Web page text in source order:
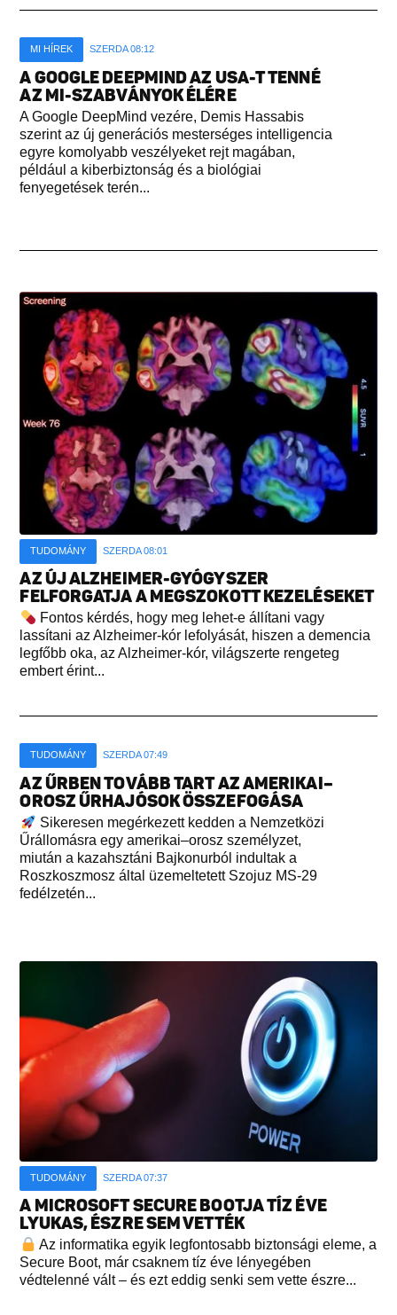
MI HÍREK SZERDA 08:12
A GOOGLE DEEPMIND AZ USA-T TENNÉ
AZ MI-SZABVÁNYOK ÉLÉRE
A Google DeepMind vezére, Demis Hassabis
szerint az új generációs mesterséges intelligencia
egyre komolyabb veszélyeket rejt magában,
például a kiberbiztonság és a biológiai
fenyegetések terén...
TUDOMÁNY SZERDA 08:01
AZ ÚJ ALZHEIMER-GYÓGYSZER
FELFORGATJA A MEGSZOKOTT KEZELÉSEKET
Fontos kérdés, hogy meg lehet-e állítani vagy
lassítani az Alzheimer-kór lefolyását, hiszen a demencia
legfőbb oka, az Alzheimer-kór, világszerte rengeteg
embert érint...
TUDOMÁNY SZERDA 07:49
AZ ŰRBEN TOVÁBB TART AZ AMERIKAI–
OROSZ ŰRHAJÓSOK ÖSSZEFOGÁSA
Sikeresen megérkezett kedden a Nemzetközi
Űrállomásra egy amerikai–orosz személyzet,
miután a kazahsztáni Bajkonurból indultak a
Roszkoszmosz által üzemeltetett Szojuz MS-29
fedélzetén...
TUDOMÁNY SZERDA 07:37
A MICROSOFT SECURE BOOTJA TÍZ ÉVE
LYUKAS, ÉSZRE SEM VETTÉK
Az informatika egyik legfontosabb biztonsági eleme, a
Secure Boot, már csaknem tíz éve lényegében
védtelenné vált – és ezt eddig senki sem vette észre...